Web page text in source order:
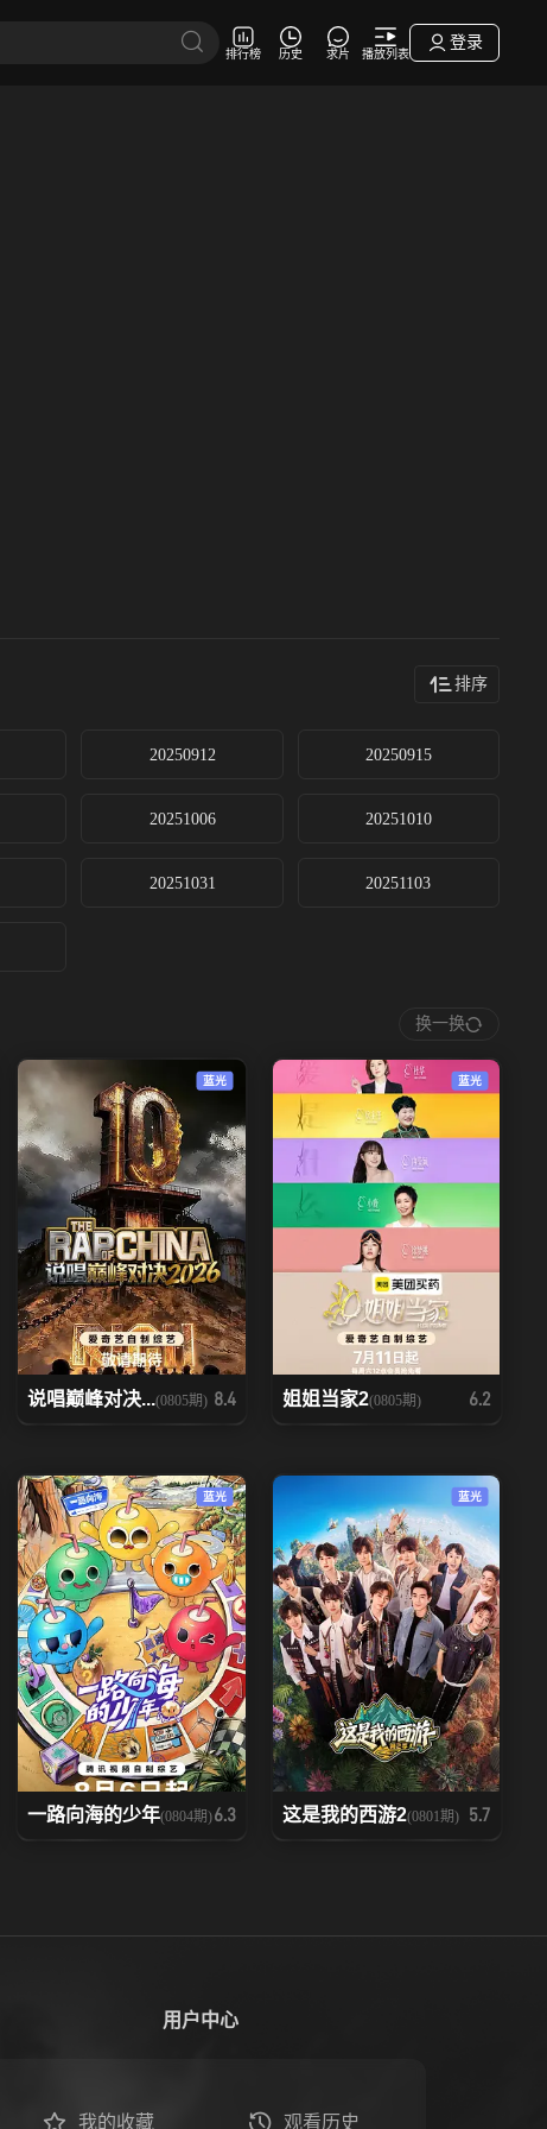
排行榜 历史 求片 播放列表
登录
排序
20250912 20250915
20251006 20251010
20251031 20251103
换一换
蓝光
说唱巅峰对决...(0805期) 8.4
蓝光
姐姐当家2(0805期) 6.2
蓝光
一路向海的少年(0804期)6.3
蓝光
这是我的西游2(0801期) 5.7
用户中心
我的收藏 观看历史